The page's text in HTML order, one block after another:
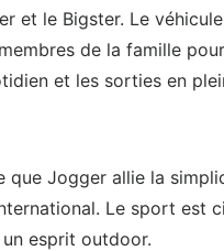
et le Bigster. Le
de la famille
et les sorties en
que Jogger allie la
Le sport est
esprit outdoor.